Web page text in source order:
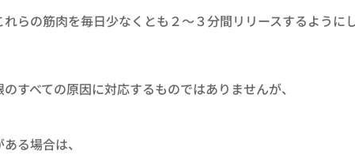
らの筋肉を毎日少なくとも２～３分間リリースするように
すべての原因に対応するものではありませんが、
る場合は、